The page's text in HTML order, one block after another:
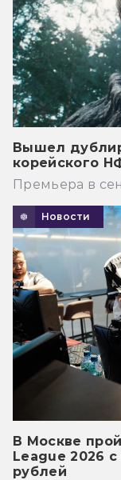
Вышел
корейского
Премьера в
Новости
В Москве
League 2026
рублей